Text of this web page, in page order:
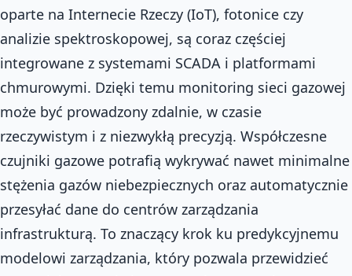
oparte na Internecie Rzeczy (IoT), fotonice czy
analizie spektroskopowej, są coraz częściej
integrowane z systemami SCADA i platformami
chmurowymi. Dzięki temu monitoring sieci gazowej
może być prowadzony zdalnie, w czasie
rzeczywistym i z niezwykłą precyzją. Współczesne
czujniki gazowe potrafią wykrywać nawet minimalne
stężenia gazów niebezpiecznych oraz automatycznie
przesyłać dane do centrów zarządzania
infrastrukturą. To znaczący krok ku predykcyjnemu
modelowi zarządzania, który pozwala przewidzieć